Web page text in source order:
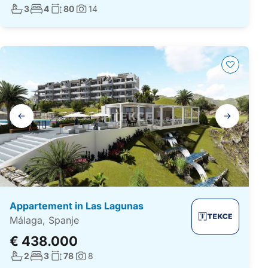
Aantal badkamers:
3Aantal slaapkamers:
4Woonoppervlakte:
80Foto's:
14
Galerij
navigatie
Appartement in Las Lagunas
Málaga, Spanje
€ 438.000
Aantal badkamers:
2Aantal slaapkamers:
3Woonoppervlakte:
78Foto's:
8